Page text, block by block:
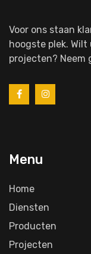
Voor ons staan
hoogste plek.
projecten? Neem
Menu
Home
Diensten
Producten
Projecten